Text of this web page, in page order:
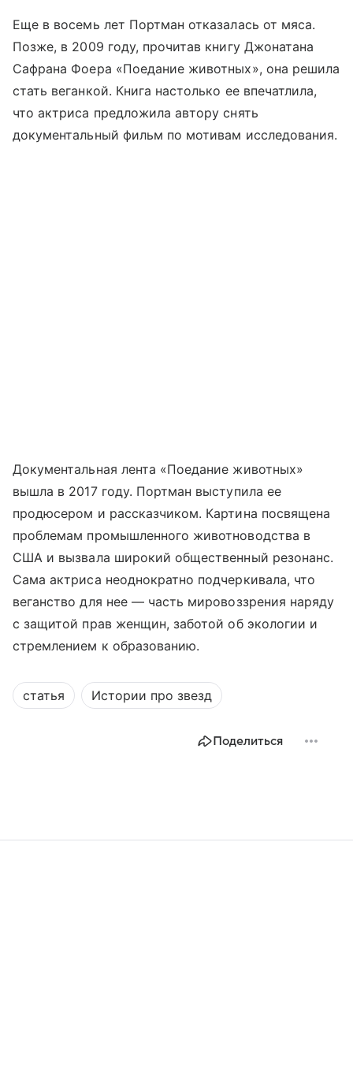
Еще в восемь лет Портман отказалась от мяса.
Позже, в 2009 году, прочитав книгу Джонатана
Сафрана Фоера «Поедание животных», она решила
стать веганкой. Книга настолько ее впечатлила,
что актриса предложила автору снять
документальный фильм по мотивам исследования.
Документальная лента «Поедание животных»
вышла в 2017 году. Портман выступила ее
продюсером и рассказчиком. Картина посвящена
проблемам промышленного животноводства в
США и вызвала широкий общественный резонанс.
Сама актриса неоднократно подчеркивала, что
веганство для нее — часть мировоззрения наряду
с защитой прав женщин, заботой об экологии и
стремлением к образованию.
статья Истории про звезд
Поделиться